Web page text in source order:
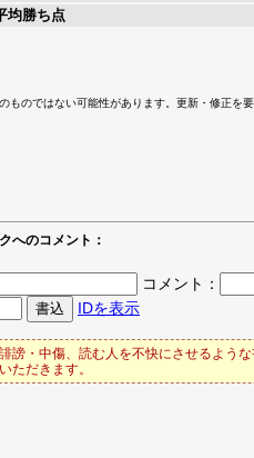
均勝ち点
ものではない可能性があります。更新・修正を
へのコメント：
コメント：
IDを表示
謗・中傷、読む人を不快にさせるよう
ただきます。